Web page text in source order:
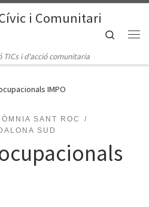
i Comunitari
TICs i d'acció comunitaria
Search
IMPO
SANT ROC
SUD